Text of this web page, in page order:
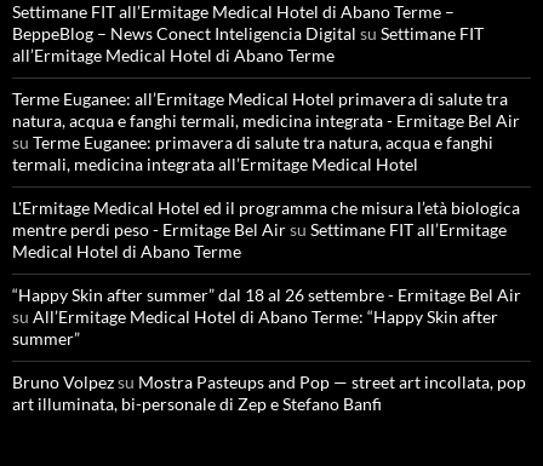
Settimane FIT all’Ermitage Medical Hotel di Abano Terme –
BeppeBlog – News Conect Inteligencia Digital su Settimane FIT
all’Ermitage Medical Hotel di Abano Terme
Terme Euganee: all’Ermitage Medical Hotel primavera di salute tra
natura, acqua e fanghi termali, medicina integrata - Ermitage Bel Air
su Terme Euganee: primavera di salute tra natura, acqua e fanghi
termali, medicina integrata all’Ermitage Medical Hotel
L'Ermitage Medical Hotel ed il programma che misura l’età biologica
mentre perdi peso - Ermitage Bel Airsu Settimane FIT all’Ermitage
Medical Hotel di Abano Terme
“Happy Skin after summer” dal 18 al 26 settembre - Ermitage Bel Air
su All’Ermitage Medical Hotel di Abano Terme: “Happy Skin after
summer”
Bruno Volpezsu Mostra Pasteups and Pop — street art incollata, pop
art illuminata, bi-personale di Zep e Stefano Banfi